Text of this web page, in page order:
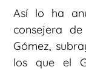
Así lo ha
consejera de
Gómez,
los que el